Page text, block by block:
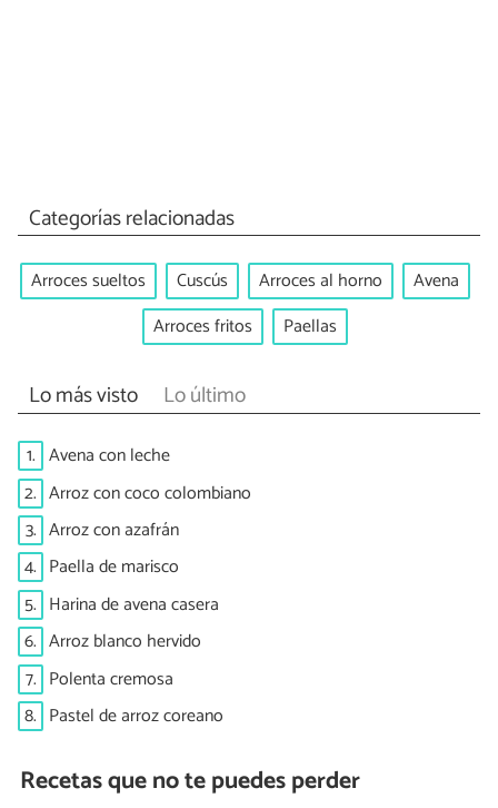
Categorías relacionadas
Arroces sueltos Cuscús Arroces al horno
Avena
Arroces fritos
Paellas
Lo más visto Lo último
1. Avena con leche
2. Arroz con coco colombiano
3. Arroz con azafrán
4. Paella de marisco
5. Harina de avena casera
6. Arroz blanco hervido
7. Polenta cremosa
8. Pastel de arroz coreano
Recetas que no te puedes perder